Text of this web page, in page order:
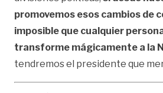
promovemos esos cambios de
imposible que cualquier
transforme mágicamente a la
tendremos el presidente que